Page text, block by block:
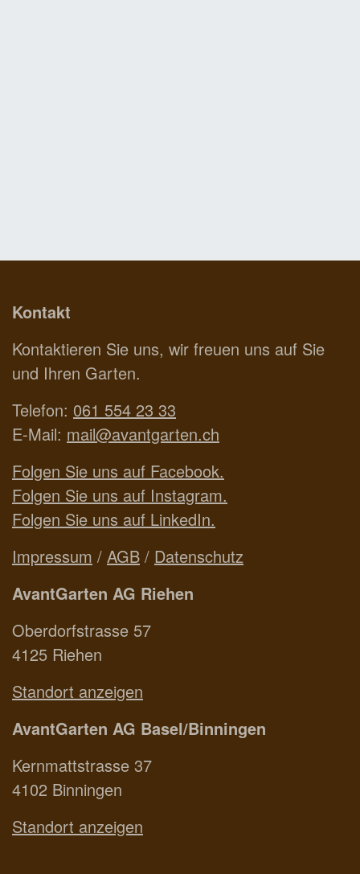
Kontakt
Kontaktieren Sie uns, wir freuen uns auf Sie
und Ihren Garten.
Telefon: 061 554 23 33
E-Mail: mail@avantgarten.ch
Folgen Sie uns auf Facebook.
Folgen Sie uns auf Instagram.
Folgen Sie uns auf LinkedIn.
Impressum / AGB / Datenschutz
AvantGarten AG Riehen
Oberdorfstrasse 57
4125 Riehen
Standort anzeigen
AvantGarten AG Basel/Binningen
Kernmattstrasse 37
4102 Binningen
Standort anzeigen